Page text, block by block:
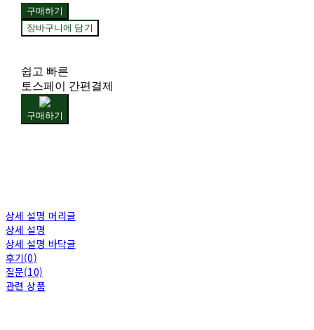
구매하기
장바구니에 담기
쉽고 빠른
토스페이 간편결제
구매하기
상세 설명 머리글
상세 설명
상세 설명 바닥글
후기(0)
질문(10)
관련 상품